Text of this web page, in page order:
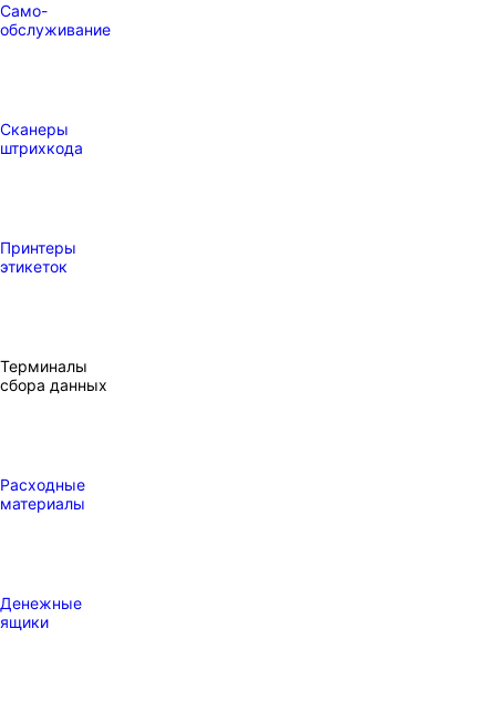
Само-
обслуживание
Сканеры
штрихкода
Принтеры
этикеток
Терминалы
сбора данных
Расходные
материалы
Денежные
ящики